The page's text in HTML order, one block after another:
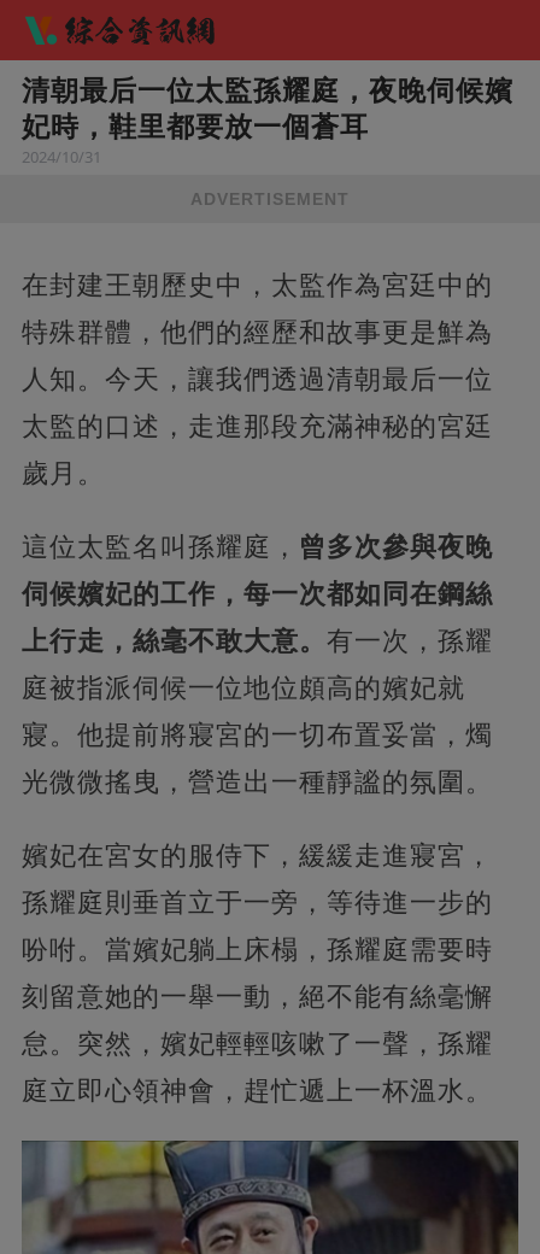
清朝最后一位太監孫耀庭，夜晚伺候嬪
妃時，鞋里都要放一個蒼耳
2024/10/31
ADVERTISEMENT
在封建王朝歷史中，太監作為宮廷中的
特殊群體，他們的經歷和故事更是鮮為
人知。今天，讓我們透過清朝最后一位
太監的口述，走進那段充滿神秘的宮廷
歲月。
這位太監名叫孫耀庭， 曾多次參與夜晚
伺候嬪妃的工作，每一次都如同在鋼絲
上行走，絲毫不敢大意。 有一次，孫耀
庭被指派伺候一位地位頗高的嬪妃就
寢。他提前將寢宮的一切布置妥當，燭
光微微搖曳，營造出一種靜謐的氛圍。
嬪妃在宮女的服侍下，緩緩走進寢宮，
孫耀庭則垂首立于一旁，等待進一步的
吩咐。當嬪妃躺上床榻，孫耀庭需要時
刻留意她的一舉一動，絕不能有絲毫懈
怠。突然，嬪妃輕輕咳嗽了一聲，孫耀
庭立即心領神會，趕忙遞上一杯溫水。